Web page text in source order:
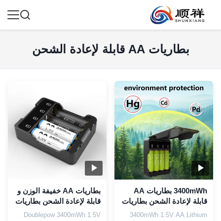
بطاريات AA قابلة لإعادة الشحن
3400mWh بطاريات AA
قابلة لإعادة الشحن بطاريات
1.5V AA الليثيوم قابلة3400mWh 1.5V AA Lithium
بطاريات AA خفيفة الوزن و
قابلة لإعادة الشحن بطاريات
الليثيوم مع 1000 دورة حياة
Doublepow 3400mWh 1.5V